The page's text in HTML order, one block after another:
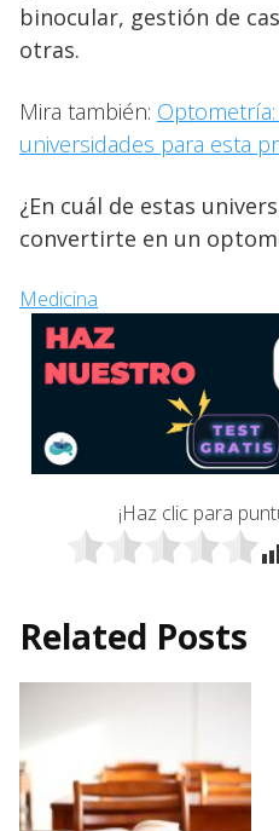
binocular, gestión de
otras.
Mira también:
universidades para esta
¿En cuál de estas
convertirte en un
Medicina
¡Haz clic para
Related Posts